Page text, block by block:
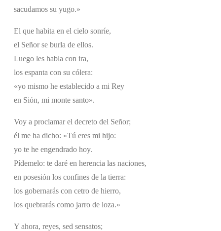
sacudamos su yugo.»
El que habita en el cielo sonríe,
el Señor se burla de ellos.
Luego les habla con ira,
los espanta con su cólera:
«yo mismo he establecido a mi Rey
en Sión, mi monte santo».
Voy a proclamar el decreto del Señor;
él me ha dicho: «Tú eres mi hijo:
yo te he engendrado hoy.
Pídemelo: te daré en herencia las naciones,
en posesión los confines de la tierra:
los gobernarás con cetro de hierro,
los quebrarás como jarro de loza.»
Y ahora, reyes, sed sensatos;